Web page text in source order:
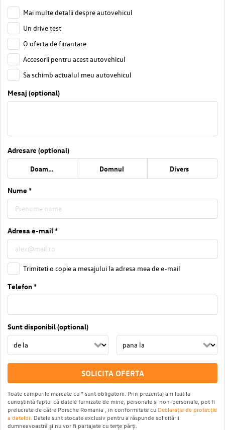
Mai multe detalii despre autovehicul
Un drive test
O oferta de finantare
Accesorii pentru acest autovehicul
Sa schimb actualul meu autovehicul
Mesaj (optional)
Adresare (optional)
Doamna Domnul Divers
Nume *
Adresa e-mail *
Trimiteti o copie a mesajului la adresa mea de e-mail
Telefon *
Sunt disponibil (optional)
SOLICITA OFERTA
Toate campurile marcate cu * sunt obligatorii. Prin prezenta, am luat la
cunoștintă faptul că datele furnizate de mine, personale și non-personale, pot fi
prelucrate de către Porsche Romania , in conformitate cu Declarația de protecție
a datelor. Datele sunt stocate exclusiv pentru a răspunde solicitării
dumneavoastră și nu vor fi partajate cu terțe părți.